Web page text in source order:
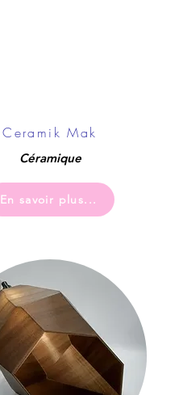
Ceramik Mak
Céramique
En savoir plus...